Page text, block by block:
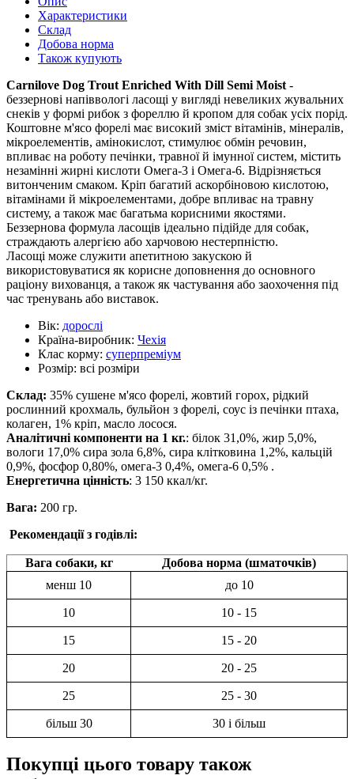
Характеристики
Склад
Добова норма
Також купують
Carnilove Dog Trout Enriched With Dill Semi Moist -
беззернові напіввологі ласощі у вигляді невеликих жувальних
снеків у формі рибок з фореллю й кропом для собак усіх порід.
Коштовне м'ясо форелі має високий зміст вітамінів, мінералів,
мікроелементів, амінокислот, стимулює обмін речовин,
впливає на роботу печінки, травної й імунної систем, містить
незамінні жирні кислоти Омега-3 і Омега-6. Відрізняється
витонченим смаком. Кріп багатий аскорбіновою кислотою,
вітамінами й мікроелементами, добре впливає на травну
систему, а також має багатьма корисними якостями.
Беззернова формула ласощів ідеально підійде для собак,
страждають алергією або харчовою нестерпністю.
Ласощі може служити апетитною закускою й
використовуватися як корисне доповнення до основного
раціону вихованця, а також як частування або заохочення під
час тренувань або виставок.
Вік: дорослі
Країна-виробник: Чехія
Клас корму: суперпреміум
Розмір: всі розміри
Склад: 35% сушене м'ясо форелі, жовтий горох, рідкий
рослинний крохмаль, бульйон з форелі, соус із печінки птаха,
колаген, 1% кріп, масло лосося.
Аналітичні компоненти на 1 кг.: білок 31,0%, жир 5,0%,
вологи 17,0% сира зола 6,8%, сира клітковина 1,2%, кальцій
0,9%, фосфор 0,80%, омега-3 0,4%, омега-6 0,5% .
Енергетична цінність: 3 150 ккал/кг.
Вага: 200 гр.
Рекомендації з годівлі:
Вага собаки, кг Добова норма (шматочків)
менш 10
до 10
10 10 - 15
15 15 - 20
20 20 - 25
25 25 - 30
більш 30 30 і більш
Покупці цього товару також